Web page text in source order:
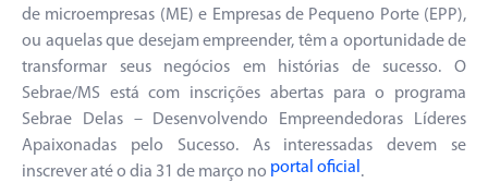
de microempresas (ME) e Empresas de Pequeno Porte (EPP),
ou aquelas que desejam empreender, têm a oportunidade de
transformar seus negócios em histórias de sucesso. O
Sebrae/MS está com inscrições abertas para o programa
Sebrae Delas – Desenvolvendo Empreendedoras Líderes
Apaixonadas pelo Sucesso. As interessadas devem se
inscrever até o dia 31 de março no portal oficial.